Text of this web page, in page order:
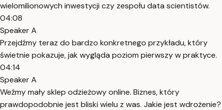
wielomilionowych inwestycji czy zespołu data scientistów.
04:08
Speaker A
Przejdźmy teraz do bardzo konkretnego przykładu, który
świetnie pokazuje, jak wygląda poziom pierwszy w praktyce.
04:14
Speaker A
Weźmy mały sklep odzieżowy online. Biznes, który
prawdopodobnie jest bliski wielu z was. Jakie jest wdrożenie?